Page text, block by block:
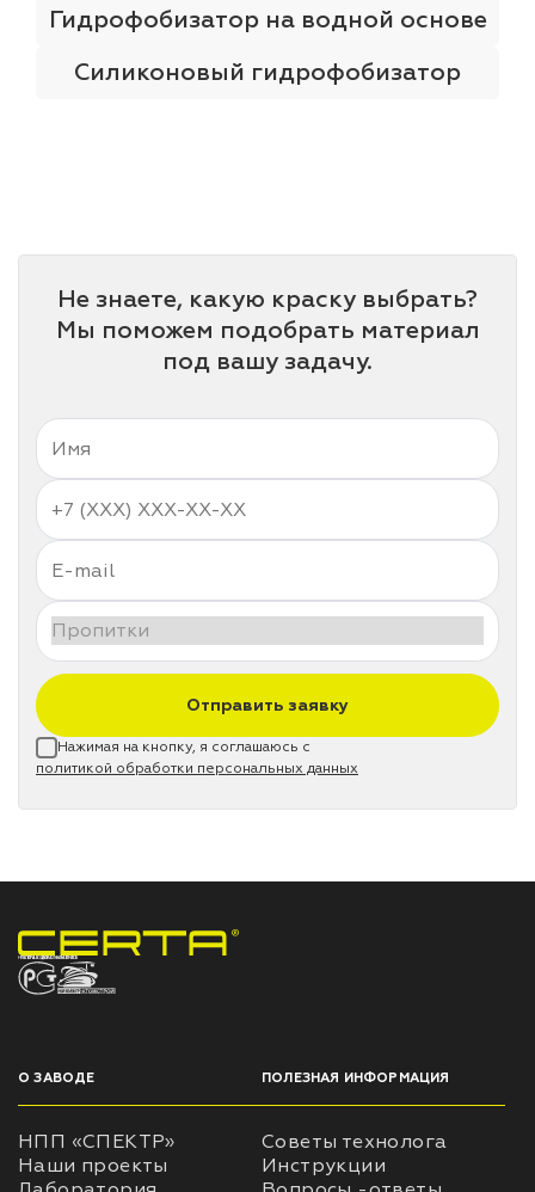
Гидрофобизатор на водной основе
Силиконовый гидрофобизатор
Не знаете, какую краску выбрать?
Мы поможем подобрать материал
под вашу задачу.
Отправить заявку
Нажимая на кнопку, я соглашаюсь с
политикой обработки персональных данных
НПП «СПЕКТР» ЗАВОД ЛАКОКРАСОЧНЫХ МАТЕРИАЛОВ
О ЗАВОДЕ
НПП «СПЕКТР»
Наши проекты
ПОЛЕЗНАЯ ИНФОРМАЦИЯ
Советы технолога
Инструкции